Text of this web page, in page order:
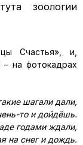
зоологии
Счастья», и,
– на фотокадрах
шагали дали,
то и дойдёшь.
годами ждали,
на снег и дождь.